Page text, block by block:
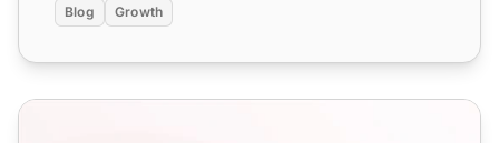
Blog Growth
A top 16 ügyfélszolgáltatási metrika, amelyet 2025-ben